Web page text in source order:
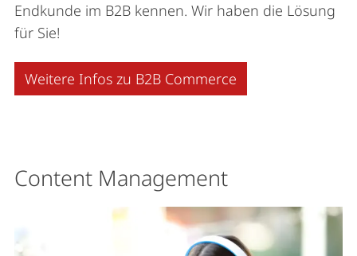
Endkunde im B2B kennen. Wir haben die Lösung
für Sie!
Weitere Infos zu B2B Commerce
Content Management